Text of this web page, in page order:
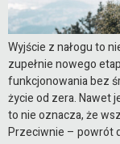
Wyjście z nałogu to
zupełnie nowego
funkcjonowania bez
życie od zera. Nawet
to nie oznacza, że
Przeciwnie – powrót